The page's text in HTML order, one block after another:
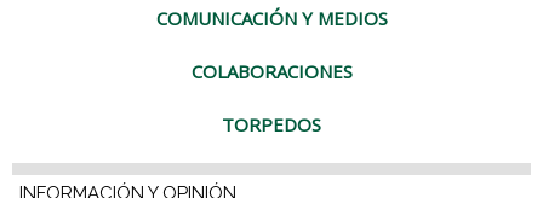
COMUNICACIÓN Y MEDIOS
COLABORACIONES
TORPEDOS
INFORMACIÓN Y OPINIÓN